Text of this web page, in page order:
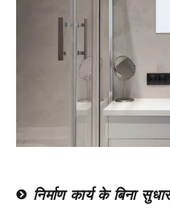
निर्माण कार्य के बिना